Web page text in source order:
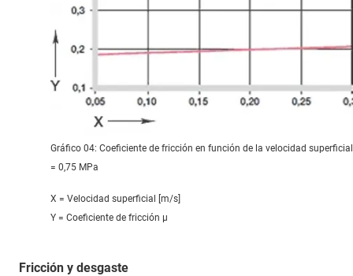
Gráfico 04: Coeficiente de fricción en función de la velocidad
= 0,75 MPa
X = Velocidad superficial [m/s]
Y = Coeficiente de fricción μ
Fricción y desgaste